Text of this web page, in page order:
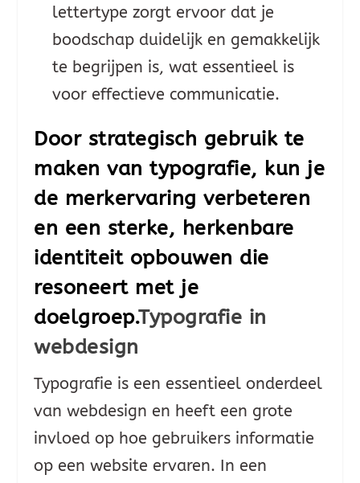
lettertype zorgt ervoor dat je
boodschap duidelijk en gemakkelijk
te begrijpen is, wat essentieel is
voor effectieve communicatie.
Door strategisch gebruik te
maken van typografie, kun je
de merkervaring verbeteren
en een sterke, herkenbare
identiteit opbouwen die
resoneert met je
doelgroep.Typografie in
webdesign
Typografie is een essentieel onderdeel
van webdesign en heeft een grote
invloed op hoe gebruikers informatie
op een website ervaren. In een